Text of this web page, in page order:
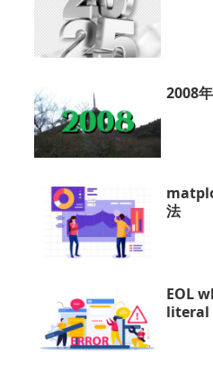
2008
法
EOL
literal